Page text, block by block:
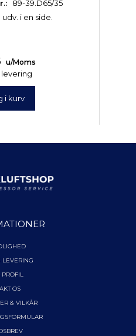
89-39.D65/35
i en side.
u/Moms
levering
i kurv
LEVERING
OS
& VILKÅR